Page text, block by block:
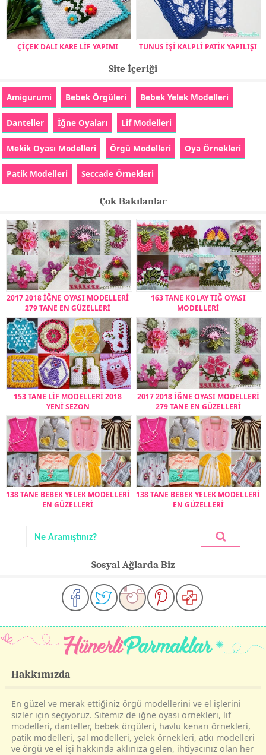
ÇİÇEK DALI KARE LİF YAPIMI TUNUS İŞİ KALPLİ PATİK YAPILIŞI
Site İçeriği
Amigurumi Bebek Örgüleri Bebek Yelek Modelleri
Danteller İğne Oyaları Lif Modelleri
Mekik Oyası Modelleri Örgü Modelleri Oya Örnekleri
Patik Modelleri Seccade Örnekleri
Çok Bakılanlar
2017 2018 İĞNE OYASI MODELLERİ
279 TANE EN GÜZELLERİ
163 TANE KOLAY TIĞ OYASI
MODELLERİ
153 TANE LİF MODELLERİ 2018
YENİ SEZON
2017 2018 İĞNE OYASI MODELLERİ
279 TANE EN GÜZELLERİ
138 TANE BEBEK YELEK MODELLERİ
EN GÜZELLERİ
138 TANE BEBEK YELEK MODELLERİ
EN GÜZELLERİ
Sosyal Ağlarda Biz
Hakkımızda
En güzel ve merak ettiğiniz örgü modellerini ve el işlerini
sizler için seçiyoruz. Sitemiz de iğne oyası örnekleri, lif
modelleri, danteller, bebek örgüleri, havlu kenarı örnekleri,
patik modelleri, şal modelleri, yelek örnekleri, atkı modelleri
ve örgü ve el işi hakkında aklınıza gelen, ihtiyacınız olan her